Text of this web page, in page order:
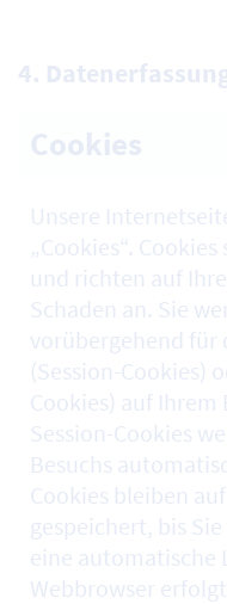
4.
Unsere
„Cookies“.
und richten auf
Schaden an. Sie
vorübergehend für
(Session-Cookies)
Cookies) auf
Session-Cookies
Besuchs
Cookies bleiben
gespeichert, bis
eine automatische
Webbrowser